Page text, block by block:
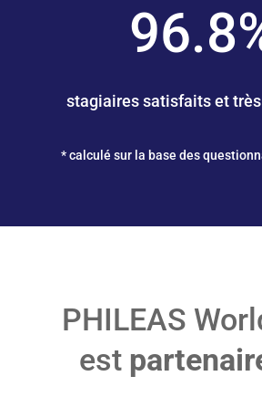
96.8
stagiaires satisfaits et
* calculé sur la base des
PHILEAS
est